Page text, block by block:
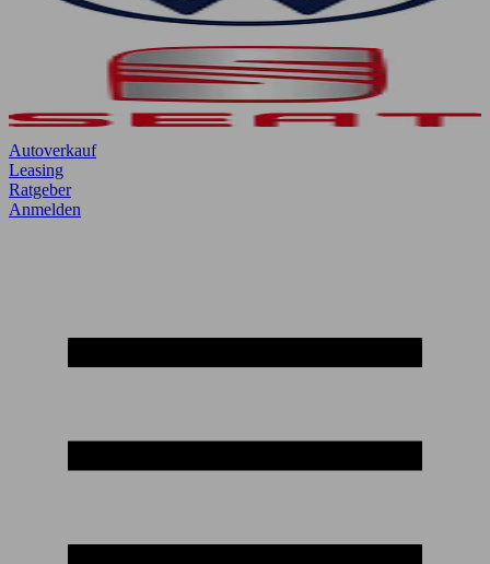
Autoverkauf
Leasing
Ratgeber
Anmelden